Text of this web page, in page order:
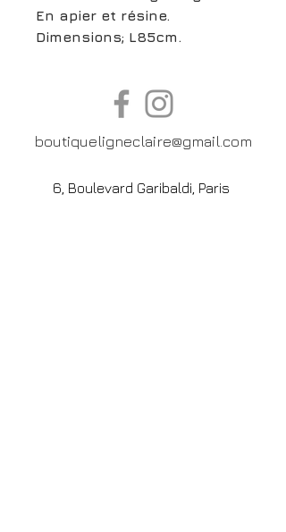
En apier et résine.
Dimensions; L85cm.
boutiqueligneclaire@gmail.com
6, Boulevard Garibaldi, Paris